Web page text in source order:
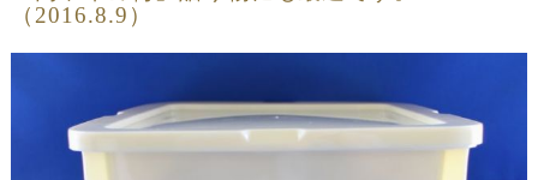
（2016.8.9）